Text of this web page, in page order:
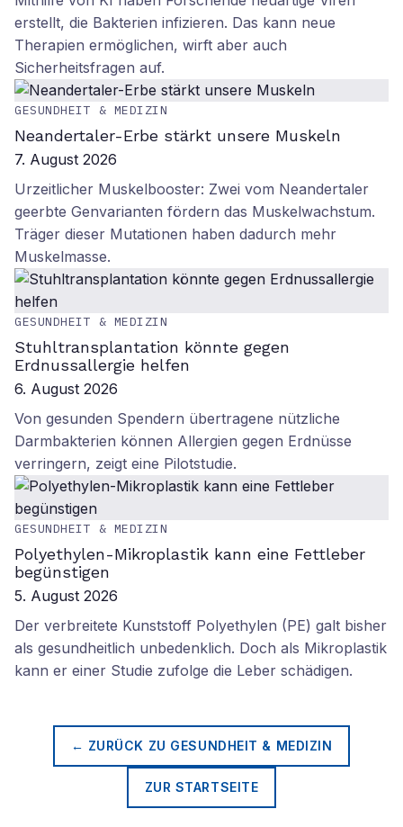
erstellt, die Bakterien infizieren. Das kann neue
Therapien ermöglichen, wirft aber auch
Sicherheitsfragen auf.
GESUNDHEIT & MEDIZIN
Neandertaler-Erbe stärkt unsere Muskeln
7. August 2026
Urzeitlicher Muskelbooster: Zwei vom Neandertaler
geerbte Genvarianten fördern das Muskelwachstum.
Träger dieser Mutationen haben dadurch mehr
Muskelmasse.
GESUNDHEIT & MEDIZIN
Stuhltransplantation könnte gegen
Erdnussallergie helfen
6. August 2026
Von gesunden Spendern übertragene nützliche
Darmbakterien können Allergien gegen Erdnüsse
verringern, zeigt eine Pilotstudie.
GESUNDHEIT & MEDIZIN
Polyethylen-Mikroplastik kann eine Fettleber
begünstigen
5. August 2026
Der verbreitete Kunststoff Polyethylen (PE) galt bisher
als gesundheitlich unbedenklich. Doch als Mikroplastik
kann er einer Studie zufolge die Leber schädigen.
← ZURÜCK ZU GESUNDHEIT & MEDIZIN
ZUR STARTSEITE